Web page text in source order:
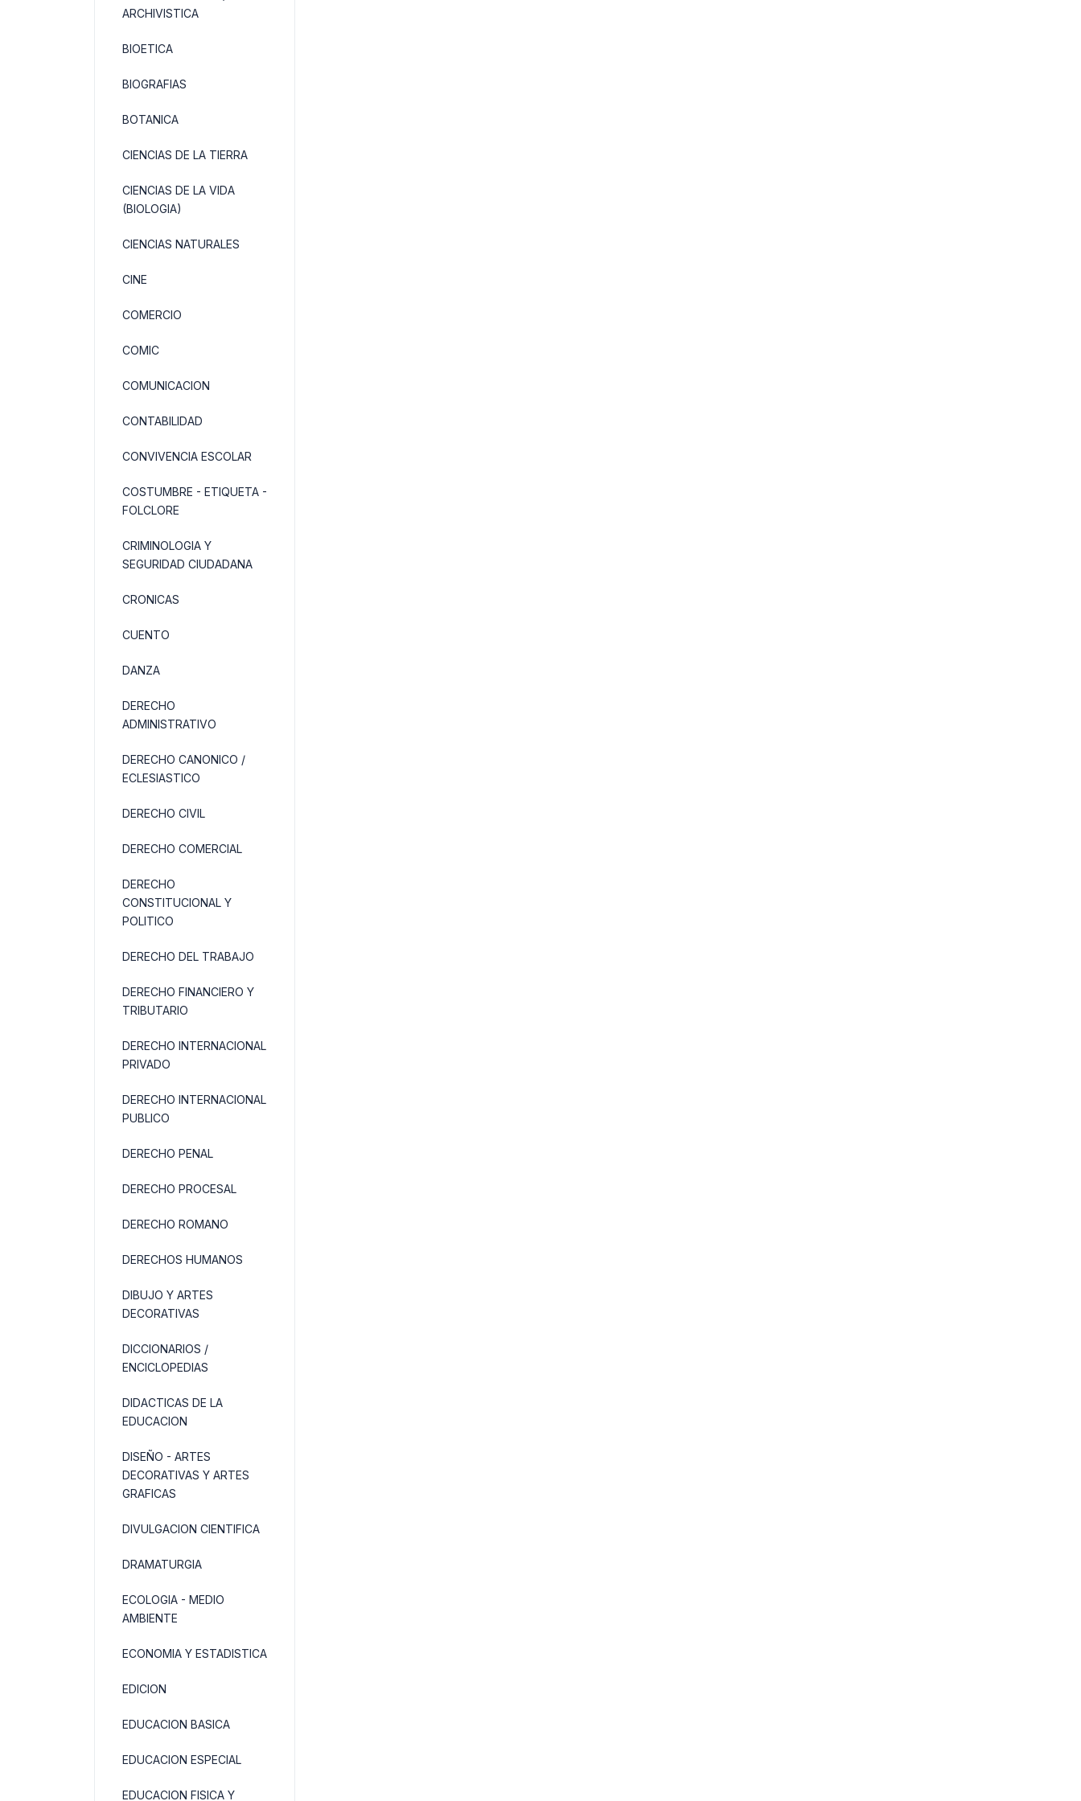
ARCHIVISTICA
BIOETICA
BIOGRAFIAS
BOTANICA
CIENCIAS DE LA TIERRA
CIENCIAS DE LA VIDA
(BIOLOGIA)
CIENCIAS NATURALES
CINE
COMERCIO
COMIC
COMUNICACION
CONTABILIDAD
CONVIVENCIA ESCOLAR
COSTUMBRE - ETIQUETA -
FOLCLORE
CRIMINOLOGIA Y
SEGURIDAD CIUDADANA
CRONICAS
CUENTO
DANZA
DERECHO
ADMINISTRATIVO
DERECHO CANONICO /
ECLESIASTICO
DERECHO CIVIL
DERECHO COMERCIAL
DERECHO
CONSTITUCIONAL Y
POLITICO
DERECHO DEL TRABAJO
DERECHO FINANCIERO Y
TRIBUTARIO
DERECHO INTERNACIONAL
PRIVADO
DERECHO INTERNACIONAL
PUBLICO
DERECHO PENAL
DERECHO PROCESAL
DERECHO ROMANO
DERECHOS HUMANOS
DIBUJO Y ARTES
DECORATIVAS
DICCIONARIOS /
ENCICLOPEDIAS
DIDACTICAS DE LA
EDUCACION
DISEÑO - ARTES
DECORATIVAS Y ARTES
GRAFICAS
DIVULGACION CIENTIFICA
DRAMATURGIA
ECOLOGIA - MEDIO
AMBIENTE
ECONOMIA Y ESTADISTICA
EDICION
EDUCACION BASICA
EDUCACION ESPECIAL
EDUCACION FISICA Y